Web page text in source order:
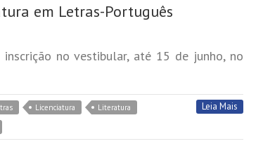
em Letras-Português
no vestibular, até 15 de junho, no
Licenciatura
Literatura
Leia Mais